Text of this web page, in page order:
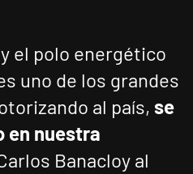
el polo energético
uno de los grandes
al país, se
en nuestra
Banacloy al